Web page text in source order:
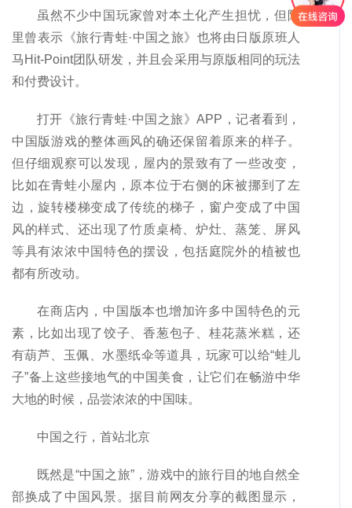
虽然不少中国玩家曾对本土化产生担忧，但阿
里曾表示《旅行青蛙·中国之旅》也将由日版原班人
马Hit-Point团队研发，并且会采用与原版相同的玩法
和付费设计。
打开《旅行青蛙·中国之旅》APP，记者看到，
中国版游戏的整体画风的确还保留着原来的样子。
但仔细观察可以发现，屋内的景致有了一些改变，
比如在青蛙小屋内，原本位于右侧的床被挪到了左
边，旋转楼梯变成了传统的梯子，窗户变成了中国
风的样式、还出现了竹质桌椅、炉灶、蒸笼、屏风
等具有浓浓中国特色的摆设，包括庭院外的植被也
都有所改动。
在商店内，中国版本也增加许多中国特色的元
素，比如出现了饺子、香葱包子、桂花蒸米糕，还
有葫芦、玉佩、水墨纸伞等道具，玩家可以给“蛙儿
子”备上这些接地气的中国美食，让它们在畅游中华
大地的时候，品尝浓浓的中国味。
中国之行，首站北京
既然是“中国之旅”，游戏中的旅行目的地自然全
部换成了中国风景。据目前网友分享的截图显示，